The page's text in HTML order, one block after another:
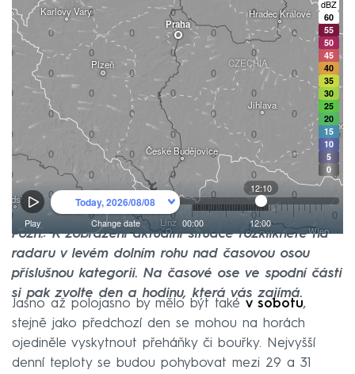
Pozn.: K zobrazení aktuální situace rozklikněte na
radaru v levém dolním rohu nad časovou osou
příslušnou kategorii. Na časové ose ve spodní části
si pak zvolte den a hodinu, která vás zajímá.
Jasno až polojasno by mělo být také v sobotu,
stejně jako předchozí den se mohou na horách
ojediněle vyskytnout přeháňky či bouřky. Nejvyšší
denní teploty se budou pohybovat mezi 29 a 31